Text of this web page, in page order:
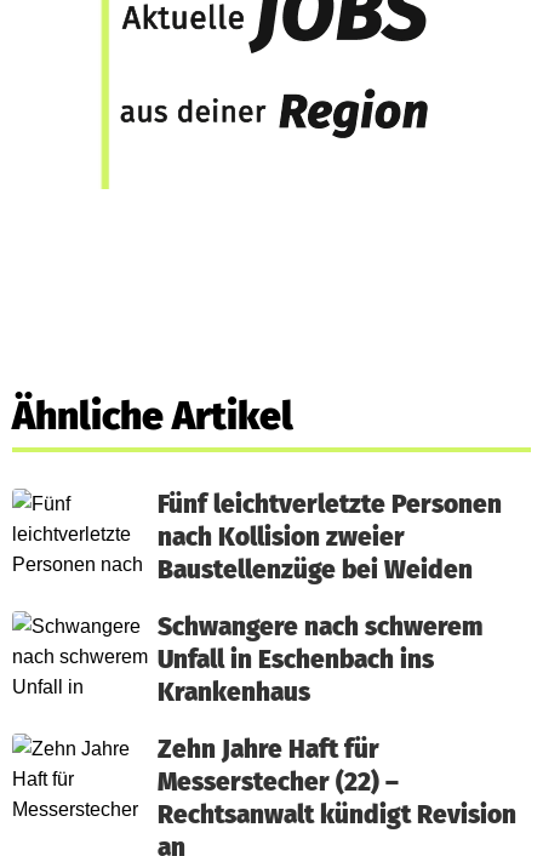
Ähnliche Artikel
Fünf leichtverletzte Personen
nach Kollision zweier
Baustellenzüge bei Weiden
Schwangere nach schwerem
Unfall in Eschenbach ins
Krankenhaus
Zehn Jahre Haft für
Messerstecher (22) –
Rechtsanwalt kündigt Revision
an